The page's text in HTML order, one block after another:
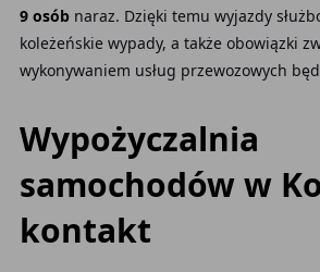
9 osób naraz. Dzięki temu wyjazdy
koleżeńskie wypady, a także obowiązki
wykonywaniem usług przewozowych
Wypożyczalnia
samochodów w
kontakt